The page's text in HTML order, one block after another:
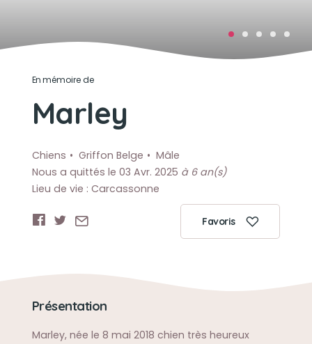
En mémoire de
Marley
Chiens Griffon Belge
Mâle
Nous a quittés le 03 Avr. 2025 à 6 an(s)
Lieu de vie : Carcassonne
Favoris
Présentation
Marley, née le 8 mai 2018 chien très heureux